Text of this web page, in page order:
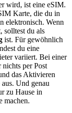
wird, ist eine eSIM.
Karte, die du in
elektronisch. Wenn
solltest du als
ist. Für gewöhnlich
du eine
variiert. Bei einer
per Post
das Aktivieren
Und genau
zu Hause in
machen.